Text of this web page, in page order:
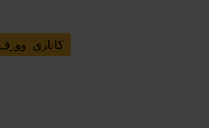
كاناري_وورف